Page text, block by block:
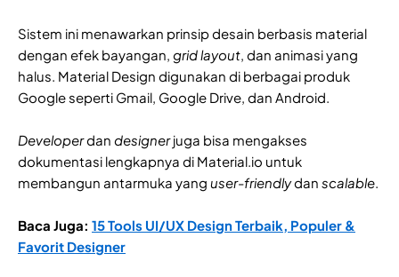
Sistem ini menawarkan prinsip desain berbasis material
dengan efek bayangan, grid layout, dan animasi yang
halus. Material Design digunakan di berbagai produk
Google seperti Gmail, Google Drive, dan Android.
Developerdan designerjuga bisa mengakses
dokumentasi lengkapnya di Material.io untuk
membangun antarmuka yang user-friendlydan scalable.
Baca Juga: 15 Tools UI/UX Design Terbaik, Populer &
Favorit Designer